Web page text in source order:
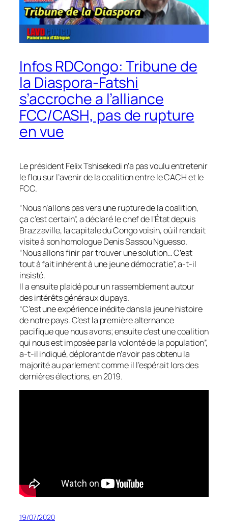
Infos RDCongo: Tribune de
la Diaspora-Fatshi
s’accroche a l’alliance
FCC/CASH, pas de rupture
en vue
Le président Felix Tshisekedi n’a pas voulu entretenir
le flou sur l’avenir de la coalition entre le CACH et le
FCC.
“Nous n’allons pas vers une rupture de la coalition,
ça c’est certain”, a déclaré le chef de l’État depuis
Brazzaville, la capitale du Congo voisin, où il rendait
visite à son homologue Denis Sassou Nguesso.
“Nous allons finir par trouver une solution… C’est
tout à fait inhérent à une jeune démocratie”, a-t-il
insisté.
Il a ensuite plaidé pour un rassemblement autour
des intérêts généraux du pays.
“C’est une expérience inédite dans la jeune histoire
de notre pays. C’est la première alternance
pacifique que nous avons; ensuite c’est une coalition
qui nous est imposée par la volonté de la population”,
a-t-il indiqué, déplorant de n’avoir pas obtenu la
majorité au parlement comme il l’espérait lors des
dernières élections, en 2019.
19/07/2020